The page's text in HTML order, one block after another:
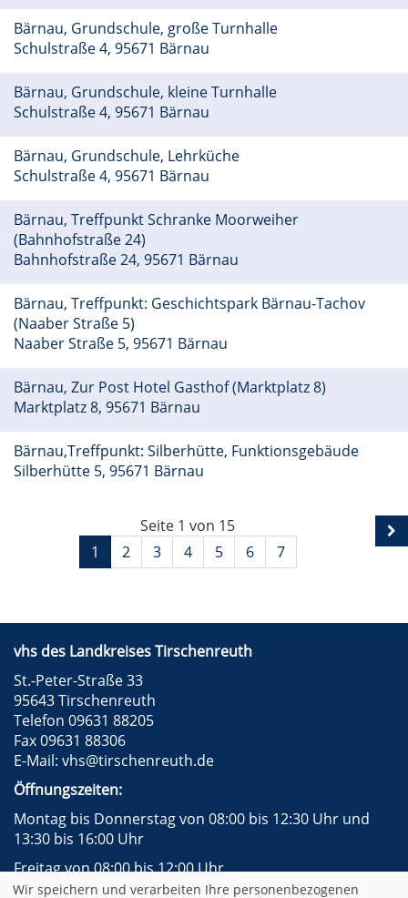
Bärnau, Grundschule, große Turnhalle
Schulstraße 4, 95671 Bärnau
Bärnau, Grundschule, kleine Turnhalle
Schulstraße 4, 95671 Bärnau
Bärnau, Grundschule, Lehrküche
Schulstraße 4, 95671 Bärnau
Bärnau, Treffpunkt Schranke Moorweiher
(Bahnhofstraße 24)
Bahnhofstraße 24, 95671 Bärnau
Bärnau, Treffpunkt: Geschichtspark Bärnau-Tachov
(Naaber Straße 5)
Naaber Straße 5, 95671 Bärnau
Bärnau, Zur Post Hotel Gasthof (Marktplatz 8)
Marktplatz 8, 95671 Bärnau
Bärnau,Treffpunkt: Silberhütte, Funktionsgebäude
Silberhütte 5, 95671 Bärnau
Seite 1 von 15
1
2 3 4 5 6 7
vhs des Landkreises Tirschenreuth
St.-Peter-Straße 33
95643 Tirschenreuth
Telefon 09631 88205
Fax 09631 88306
E-Mail: vhs@tirschenreuth.de
Öffnungszeiten:
Montag bis Donnerstag von 08:00 bis 12:30 Uhr und
13:30 bis 16:00 Uhr
Freitag von 08:00 bis 12:00 Uhr
Wir speichern und verarbeiten Ihre personenbezogenen